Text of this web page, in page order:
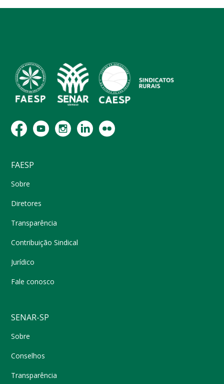
FAESP
Sobre
Diretores
Transparência
Contribuição Sindical
Jurídico
Fale conosco
SENAR-SP
Sobre
Conselhos
Transparência